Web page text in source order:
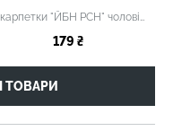
Шкарпетки "ЙБН РСН" чоловічі
179 ₴
ТОВАРИ